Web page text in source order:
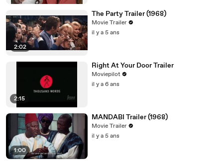
2:02
The Party Trailer (1968)
Movie Trailer
il y a 5 ans
2:15
Right At Your Door Trailer
Moviepilot
il y a 6 ans
1:00
MANDABI Trailer (1968)
Movie Trailer
il y a 5 ans